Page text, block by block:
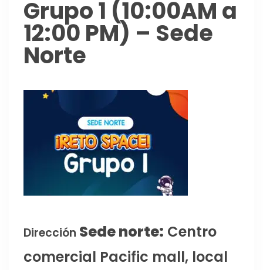
Grupo 1 (10:00AM a
12:00 PM) – Sede
Norte
Dirección Sede norte: Centro
comercial Pacific mall, local